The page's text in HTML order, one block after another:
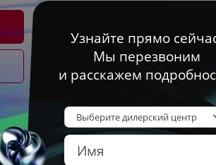
Заказать звонок
Lada (ВАЗ) Granta 2016 г
В наличии, Тверь